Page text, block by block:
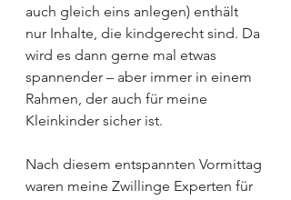
auch gleich eins anlegen) enthält
nur Inhalte, die kindgerecht sind. Da
wird es dann gerne mal etwas
spannender – aber immer in einem
Rahmen, der auch für meine
Kleinkinder sicher ist.
Nach diesem entspannten Vormittag
waren meine Zwillinge Experten für